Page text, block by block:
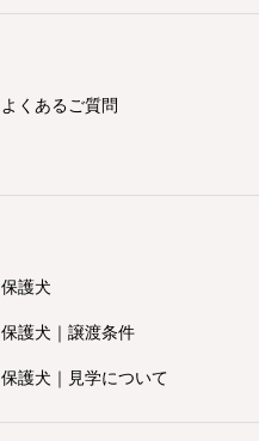
よくあるご質問
保護犬
保護犬｜譲渡条件
保護犬｜見学について